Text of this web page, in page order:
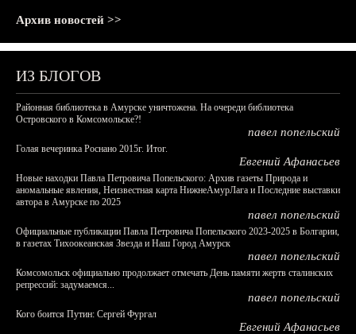
Архив новостей >>
ИЗ БЛОГОВ
Районная библиотека в Амурске уничтожена. На очереди библиотека
Островского в Комсомольске?!
павел попельский
Голая вечеринка Роснано 2015г. Итог.
Евгений Афанасьев
Новые находки Павла Петровича Попельского: Архив газеты Природа и
аномальные явления, Неизвестная карта НижнеАмурЛага и Последние выставки
автора в Амурске по 2025
павел попельский
Официальные публикации Павла Петровича Попельского 2023-2025 в Болгарии,
в газетах Тихоокеанская Звезда и Наш Город Амурск
павел попельский
Комсомольск официально продолжает отмечать День памяти жертв сталинских
репрессий: задумаемся...
павел попельский
Кого боится Путин: Сергей Фургал
Евгений Афанасьев